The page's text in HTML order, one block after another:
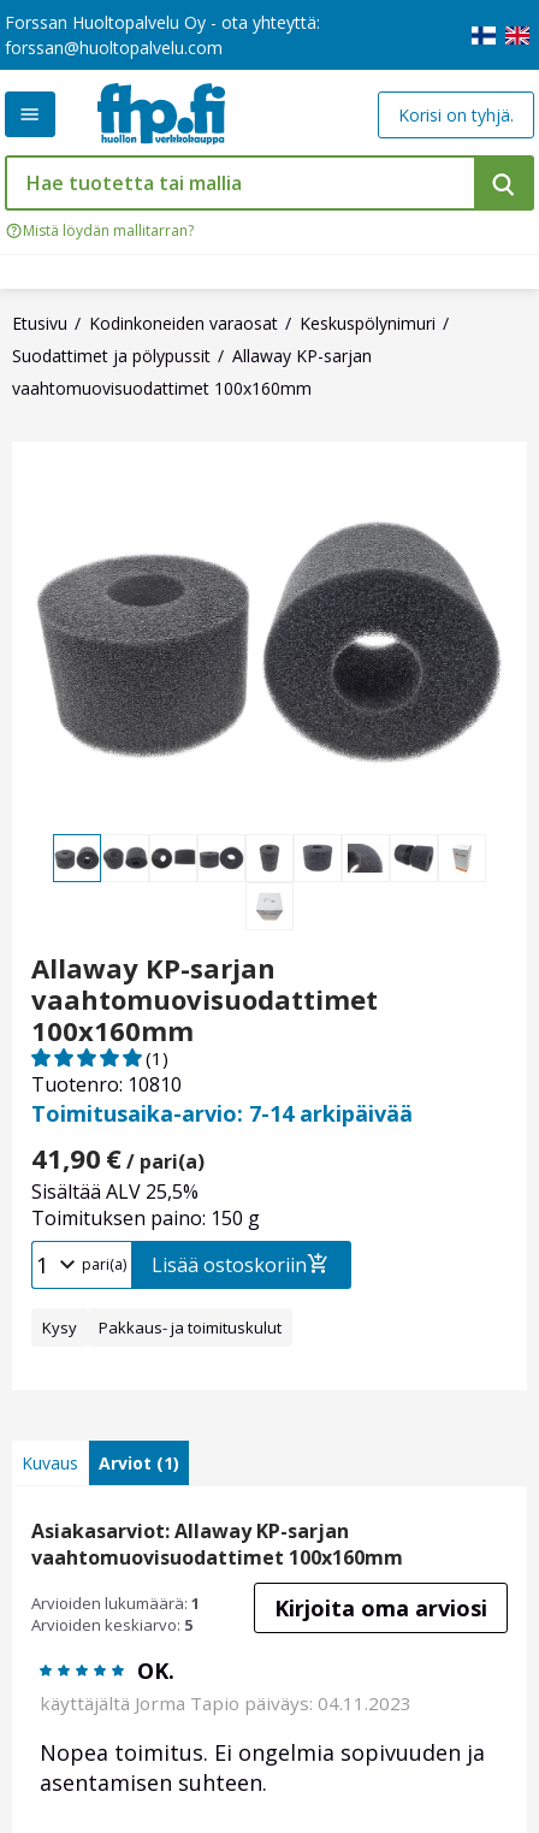
Forssan Huoltopalvelu Oy - ota yhteyttä:
forssan@huoltopalvelu.com
Mistä löydän mallitarran?
Korisi on tyhjä.
Etusivu Kodinkoneiden varaosat
Keskuspölynimuri
Suodattimet ja pölypussit
Allaway KP-sarjan
vaahtomuovisuodattimet 100x160mm
Allaway KP-sarjan
vaahtomuovisuodattimet
100x160mm
Tuotenro: 10810
(1)
Toimitusaika-arvio: 7-14 arkipäivää
41,90 €/ pari(a)
Sisältää ALV 25,5%
Toimituksen paino: 150 g
pari(a) Lisää ostoskoriin
Kysy Pakkaus- ja toimituskulut
Kuvaus Arviot (1)
Asiakasarviot: Allaway KP-sarjan
vaahtomuovisuodattimet 100x160mm
Arvioiden lukumäärä: 1
Arvioiden keskiarvo: 5
Kirjoita oma arviosi
OK.
käyttäjältä Jorma Tapio päiväys: 04.11.2023
Nopea toimitus. Ei ongelmia sopivuuden ja
asentamisen suhteen.